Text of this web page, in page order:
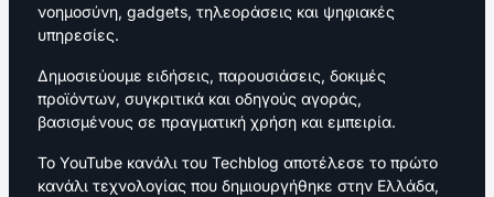
νοημοσύνη, gadgets, τηλεοράσεις και ψηφιακές
υπηρεσίες.
Δημοσιεύουμε ειδήσεις, παρουσιάσεις, δοκιμές
προϊόντων, συγκριτικά και οδηγούς αγοράς,
βασισμένους σε πραγματική χρήση και εμπειρία.
Το YouTube κανάλι του Techblog αποτέλεσε το πρώτο
κανάλι τεχνολογίας που δημιουργήθηκε στην Ελλάδα,